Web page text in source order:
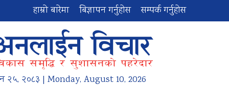
हाम्रो बारेमा बिज्ञापन गर्नुहोस सम्पर्क गर्नुहोस
२५, २०८३ | Monday, August 10, 2026